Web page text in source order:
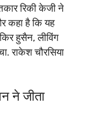
4,
रिकी केजी ने
कहा है कि यह
हुसैन, लीविंग
राकेश चौरसिया
ने जीता